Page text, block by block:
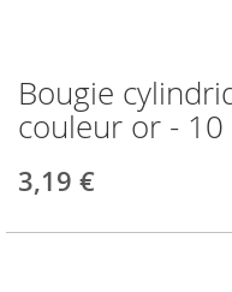
Skip
to
the
of
images
Bougie
couleur or - 10
3,19 €